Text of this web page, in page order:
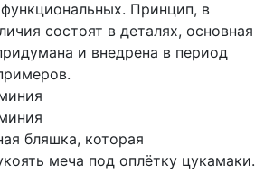
Принцип, в
состоят в деталях, основная
и внедрена в период
бляшка, которая
меча под оплётку цукамаки.